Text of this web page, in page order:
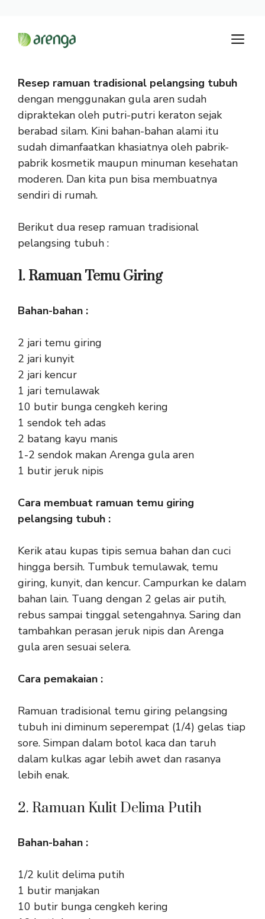
Resep ramuan tradisional pelangsing tubuh
dengan menggunakan gula aren sudah
dipraktekan oleh putri-putri keraton sejak
berabad silam. Kini bahan-bahan alami itu
sudah dimanfaatkan khasiatnya oleh pabrik-
pabrik kosmetik maupun minuman kesehatan
moderen. Dan kita pun bisa membuatnya
sendiri di rumah.
Berikut dua resep ramuan tradisional
pelangsing tubuh :
1. Ramuan Temu Giring
Bahan-bahan :
2 jari temu giring
2 jari kunyit
2 jari kencur
1 jari temulawak
10 butir bunga cengkeh kering
1 sendok teh adas
2 batang kayu manis
1-2 sendok makan Arenga gula aren
1 butir jeruk nipis
Cara membuat ramuan temu giring
pelangsing tubuh :
Kerik atau kupas tipis semua bahan dan cuci
hingga bersih. Tumbuk temulawak, temu
giring, kunyit, dan kencur. Campurkan ke dalam
bahan lain. Tuang dengan 2 gelas air putih,
rebus sampai tinggal setengahnya. Saring dan
tambahkan perasan jeruk nipis dan Arenga
gula aren sesuai selera.
Cara pemakaian :
Ramuan tradisional temu giring pelangsing
tubuh ini diminum seperempat (1/4) gelas tiap
sore. Simpan dalam botol kaca dan taruh
dalam kulkas agar lebih awet dan rasanya
lebih enak.
2. Ramuan Kulit Delima Putih
Bahan-bahan :
1/2 kulit delima putih
1 butir manjakan
10 butir bunga cengkeh kering